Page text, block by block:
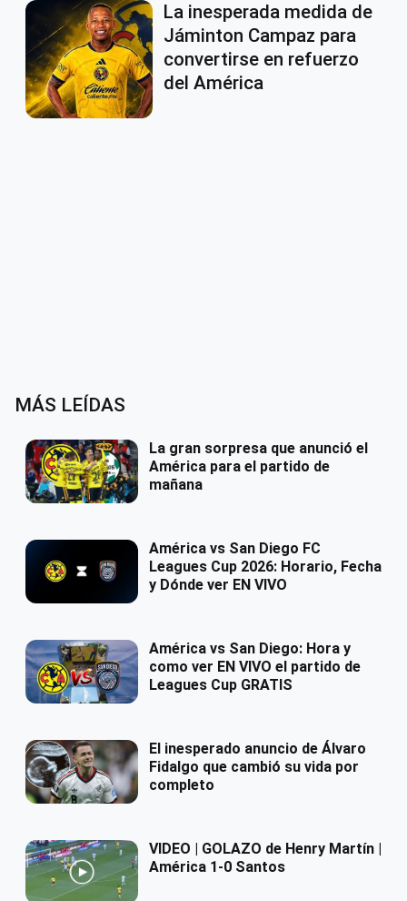
La inesperada medida de
Jáminton Campaz para
convertirse en refuerzo
del América
MÁS LEÍDAS
La gran sorpresa que anunció el
América para el partido de
mañana
América vs San Diego FC
Leagues Cup 2026: Horario, Fecha
y Dónde ver EN VIVO
América vs San Diego: Hora y
como ver EN VIVO el partido de
Leagues Cup GRATIS
El inesperado anuncio de Álvaro
Fidalgo que cambió su vida por
completo
VIDEO | GOLAZO de Henry Martín |
América 1-0 Santos